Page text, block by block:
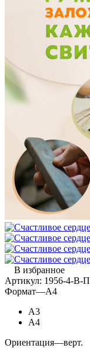
В избранное
Артикул: 1956-4-В-П
Формат—А4
А3
А4
Ориентация—верт.